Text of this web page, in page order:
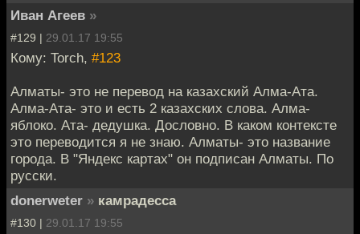
Иван Агеев »
#129 | 29.01.17 19:55
Кому: Torch, #123
Алматы- это не перевод на казахский Алма-Ата.
Алма-Ата- это и есть 2 казахских слова. Алма-
яблоко. Ата- дедушка. Дословно. В каком контексте
это переводится я не знаю. Алматы- это название
города. В "Яндекс картах" он подписан Алматы. По
русски.
donerweter » камрадесса
#130 | 29.01.17 19:55